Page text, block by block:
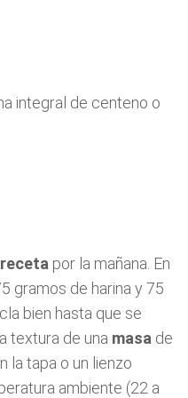
integral de centeno o
receta por la mañana. En
gramos de harina y 75
bien hasta que se
textura de una masa de
la tapa o un lienzo
ambiente (22 a